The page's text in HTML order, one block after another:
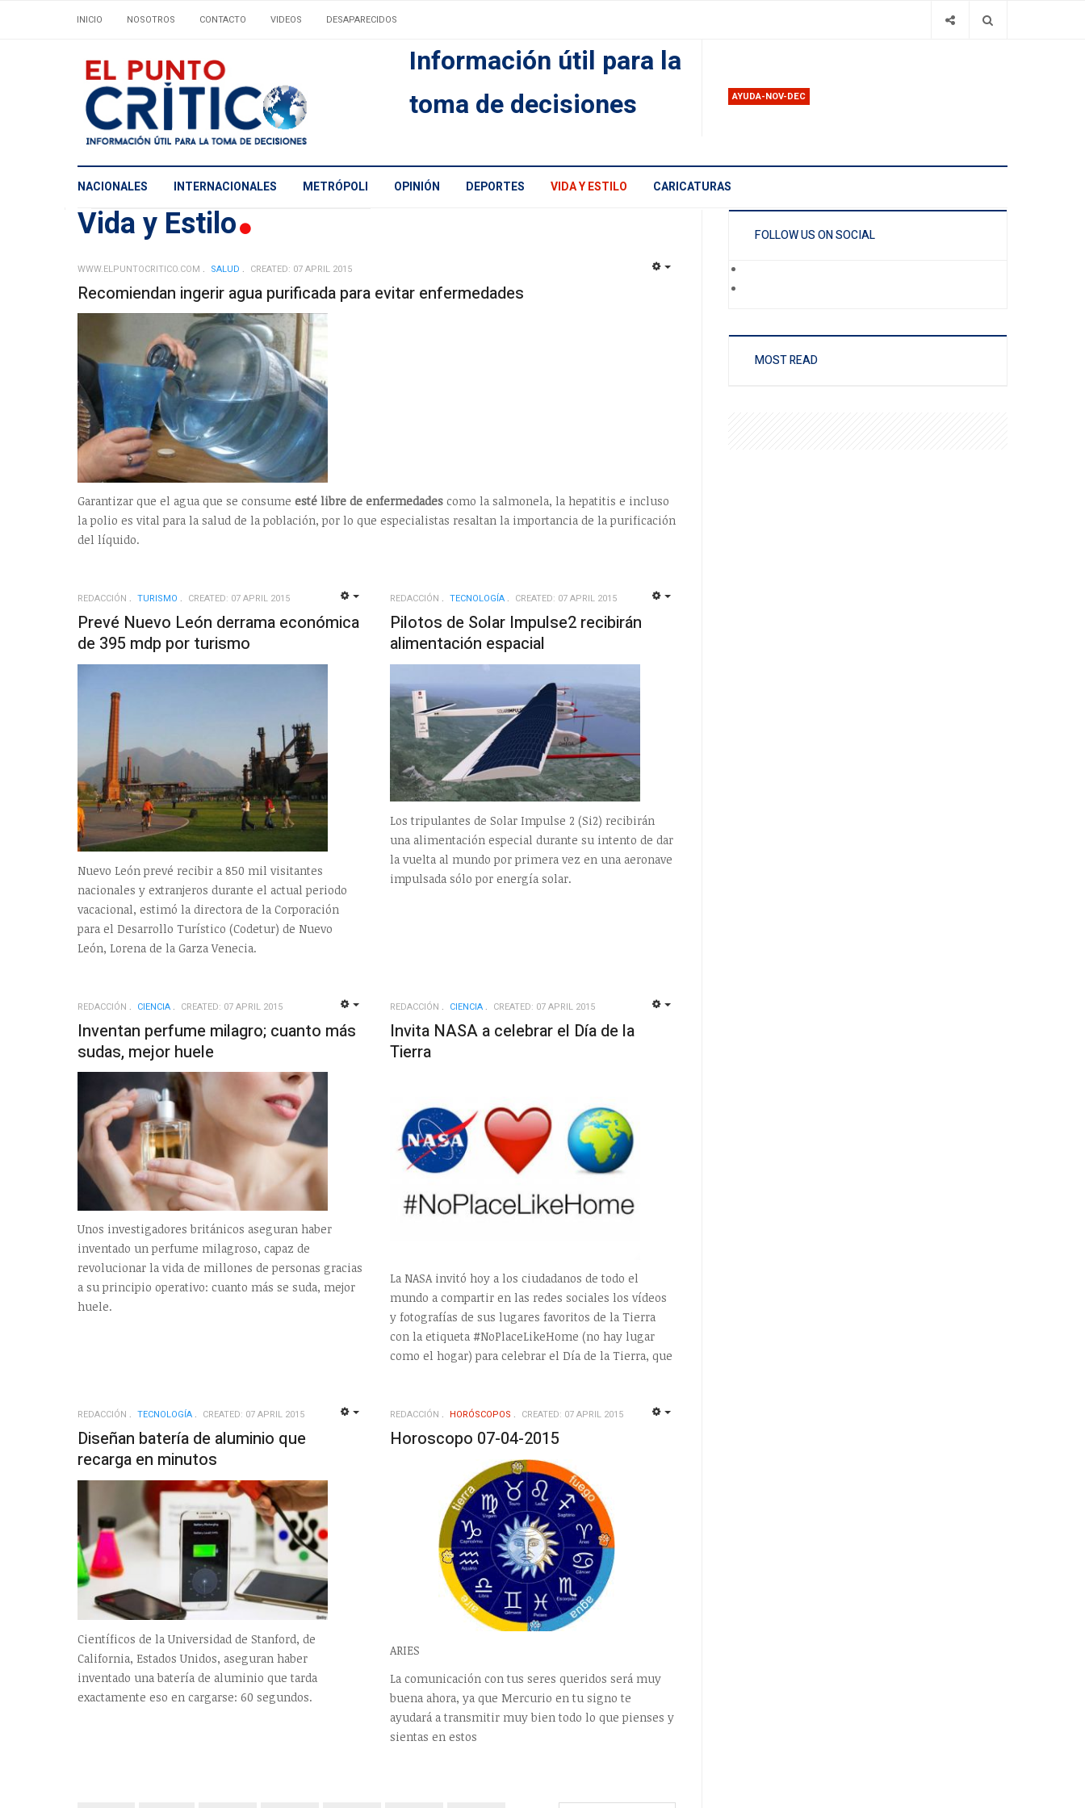
INICIO NOSOTROS CONTACTO VIDEOS DESAPARECIDOS
Información útil para la
toma de decisiones
AYUDA-NOV-DEC
NACIONALES INTERNACIONALES METRÓPOLI OPINIÓN DEPORTES VIDA Y ESTILO CARICATURAS
Vida y Estilo
WWW.ELPUNTOCRITICO.COM SALUD CREATED: 07 APRIL 2015
Recomiendan ingerir agua purificada para evitar enfermedades
Garantizar que el agua que se consume esté libre de enfermedades como la salmonela, la hepatitis e incluso
la polio es vital para la salud de la población, por lo que especialistas resaltan la importancia de la purificación
del líquido.
REDACCIÓN TURISMO CREATED: 07 APRIL 2015
Prevé Nuevo León derrama económica
de 395 mdp por turismo
Nuevo León prevé recibir a 850 mil visitantes
nacionales y extranjeros durante el actual periodo
vacacional, estimó la directora de la Corporación
para el Desarrollo Turístico (Codetur) de Nuevo
León, Lorena de la Garza Venecia.
REDACCIÓN TECNOLOGÍ­A CREATED: 07 APRIL 2015
Pilotos de Solar Impulse2 recibirán
alimentación espacial
Los tripulantes de Solar Impulse 2 (Si2) recibirán
una alimentación especial durante su intento de dar
la vuelta al mundo por primera vez en una aeronave
impulsada sólo por energía solar.
REDACCIÓN CIENCIA CREATED: 07 APRIL 2015
Inventan perfume milagro; cuanto más
sudas, mejor huele
Unos investigadores británicos aseguran haber
inventado un perfume milagroso, capaz de
revolucionar la vida de millones de personas gracias
a su principio operativo: cuanto más se suda, mejor
huele.
REDACCIÓN CIENCIA CREATED: 07 APRIL 2015
Invita NASA a celebrar el Día de la
Tierra
La NASA invitó hoy a los ciudadanos de todo el
mundo a compartir en las redes sociales los vídeos
y fotografías de sus lugares favoritos de la Tierra
con la etiqueta #NoPlaceLikeHome (no hay lugar
como el hogar) para celebrar el Día de la Tierra, que
REDACCIÓN TECNOLOGÍ­A CREATED: 07 APRIL 2015
Diseñan batería de aluminio que
recarga en minutos
Científicos de la Universidad de Stanford, de
California, Estados Unidos, aseguran haber
inventado una batería de aluminio que tarda
exactamente eso en cargarse: 60 segundos.
REDACCIÓN HORÓSCOPOS CREATED: 07 APRIL 2015
Horoscopo 07-04-2015
ARIES
La comunicación con tus seres queridos será muy
buena ahora, ya que Mercurio en tu signo te
ayudará a transmitir muy bien todo lo que pienses y
sientas en estos
FOLLOW US ON SOCIAL
MOST READ